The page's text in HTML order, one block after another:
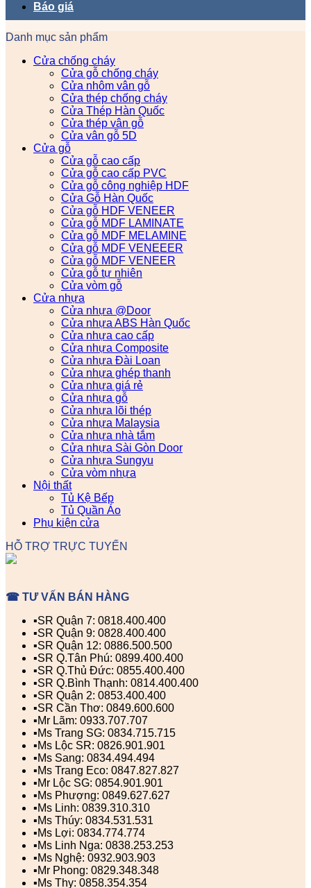
Báo giá
Danh mục sản phẩm
Cửa chống cháy
Cửa gỗ chống cháy
Cửa nhôm vân gỗ
Cửa thép chống cháy
Cửa Thép Hàn Quốc
Cửa thép vân gỗ
Cửa vân gỗ 5D
Cửa gỗ
Cửa gỗ cao cấp
Cửa gỗ cao cấp PVC
Cửa gỗ công nghiệp HDF
Cửa Gỗ Hàn Quốc
Cửa gỗ HDF VENEER
Cửa gỗ MDF LAMINATE
Cửa gỗ MDF MELAMINE
Cửa gỗ MDF VENEEER
Cửa gỗ MDF VENEER
Cửa gỗ tự nhiên
Cửa vòm gỗ
Cửa nhựa
Cửa nhựa @Door
Cửa nhựa ABS Hàn Quốc
Cửa nhựa cao cấp
Cửa nhựa Composite
Cửa nhựa Đài Loan
Cửa nhựa ghép thanh
Cửa nhựa giá rẻ
Cửa nhựa gỗ
Cửa nhựa lõi thép
Cửa nhựa Malaysia
Cửa nhựa nhà tắm
Cửa nhựa Sài Gòn Door
Cửa nhựa Sungyu
Cửa vòm nhựa
Nội thất
Tủ Kệ Bếp
Tủ Quần Áo
Phụ kiện cửa
HỖ TRỢ TRỰC TUYẾN
☎ TƯ VẤN BÁN HÀNG
▪️SR Quận 7: 0818.400.400
▪️SR Quận 9: 0828.400.400
▪️SR Quận 12: 0886.500.500
▪️SR Q.Tân Phú: 0899.400.400
▪️SR Q.Thủ Đức: 0855.400.400
▪️SR Q.Bình Thạnh: 0814.400.400
▪️SR Quận 2: 0853.400.400
▪️SR Cần Thơ: 0849.600.600
▪️Mr Lãm: 0933.707.707
▪️Ms Trang SG: 0834.715.715
▪️Ms Lộc SR: 0826.901.901
▪️Ms Sang: 0834.494.494
▪️Ms Trang Eco: 0847.827.827
▪️Mr Lộc SG: 0854.901.901
▪️Ms Phượng: 0849.627.627
▪️Ms Linh: 0839.310.310
▪️Ms Thúy: 0834.531.531
▪️Ms Lợi: 0834.774.774
▪️Ms Linh Nga: 0838.253.253
▪️Ms Nghệ: 0932.903.903
▪️Mr Phong: 0829.348.348
▪️Ms Thy: 0858.354.354